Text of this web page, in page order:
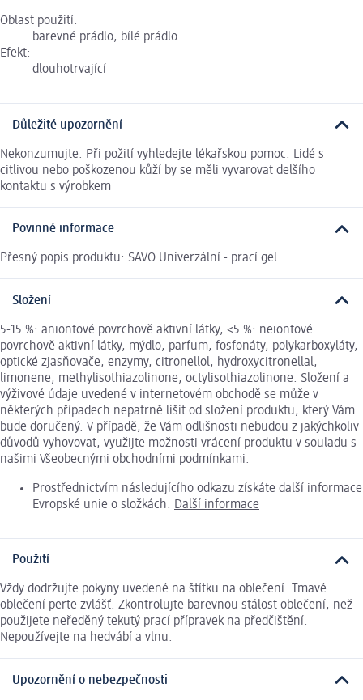
Oblast použití:
barevné prádlo, bílé prádlo
Efekt:
dlouhotrvající
Důležité upozornění
Nekonzumujte. Při požití vyhledejte lékařskou pomoc. Lidé s
citlivou nebo poškozenou kůží by se měli vyvarovat delšího
kontaktu s výrobkem
Povinné informace
Přesný popis produktu: SAVO Univerzální - prací gel.
Složení
5-15 %: aniontové povrchově aktivní látky, <5 %: neiontové
povrchově aktivní látky, mýdlo, parfum, fosfonáty, polykarboxyláty,
optické zjasňovače, enzymy, citronellol, hydroxycitronellal,
limonene, methylisothiazolinone, octylisothiazolinone. Složení a
výživové údaje uvedené v internetovém obchodě se může v
některých případech nepatrně lišit od složení produktu, který Vám
bude doručený. V případě, že Vám odlišnosti nebudou z jakýchkoliv
důvodů vyhovovat, využijte možnosti vrácení produktu v souladu s
našimi Všeobecnými obchodními podmínkami.
Prostřednictvím následujícího odkazu získáte další informace
Evropské unie o složkách. Další informace
Použití
Vždy dodržujte pokyny uvedené na štítku na oblečení. Tmavé
oblečení perte zvlášť. Zkontrolujte barevnou stálost oblečení, než
použijete neředěný tekutý prací přípravek na předčištění.
Nepoužívejte na hedvábí a vlnu.
Upozornění o nebezpečnosti